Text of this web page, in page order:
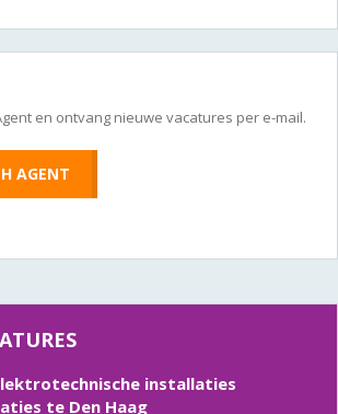
en ontvang nieuwe vacatures per e-mail.
AGENT
installaties
te Den Haag